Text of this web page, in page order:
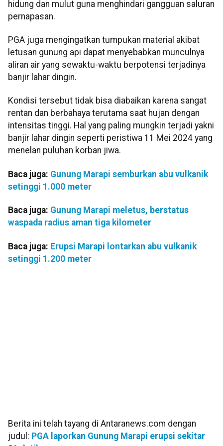
hidung dan mulut guna menghindari gangguan saluran
pernapasan.
PGA juga mengingatkan tumpukan material akibat
letusan gunung api dapat menyebabkan munculnya
aliran air yang sewaktu-waktu berpotensi terjadinya
banjir lahar dingin.
Kondisi tersebut tidak bisa diabaikan karena sangat
rentan dan berbahaya terutama saat hujan dengan
intensitas tinggi. Hal yang paling mungkin terjadi yakni
banjir lahar dingin seperti peristiwa 11 Mei 2024 yang
menelan puluhan korban jiwa.
Baca juga: Gunung Marapi semburkan abu vulkanik
setinggi 1.000 meter
Baca juga: Gunung Marapi meletus, berstatus
waspada radius aman tiga kilometer
Baca juga: Erupsi Marapi lontarkan abu vulkanik
setinggi 1.200 meter
Berita ini telah tayang di Antaranews.com dengan
judul: PGA laporkan Gunung Marapi erupsi sekitar